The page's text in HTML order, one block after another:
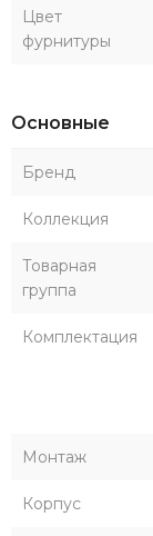
Цвет
фурнитуры
Основные
Бренд
Коллекция
Товарная
группа
Комплектация
Монтаж
Корпус